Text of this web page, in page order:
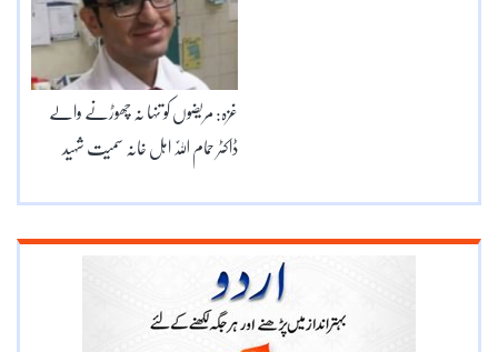
غزہ: مریضوں کو تنہا نہ چھوڑنے والے
ڈاکٹر حمام اللّٰہ اہل خانہ سمیت شہید